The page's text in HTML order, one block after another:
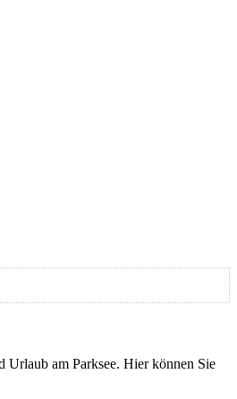
Urlaub am Parksee. Hier können Sie